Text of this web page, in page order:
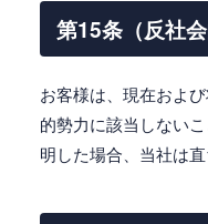
第15条（反社
お客様は、現在およ
的勢力に該当しない
明した場合、当社は